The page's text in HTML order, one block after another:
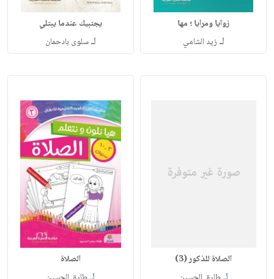
زوايا ومرايا ؛ مها
لـ زيد الشامي
يجتبيك عندما يبتلي
لـسلوى بادحمان
الصلاة للذكور (3) الصلاة